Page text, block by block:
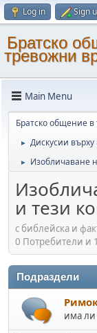
Log in Sign
Братско
тревожни
Main Menu
Братско общение
► Дискусии
► Изобличаване
и тези
с библейска и
0 Потребители и
Подраздели
има ли